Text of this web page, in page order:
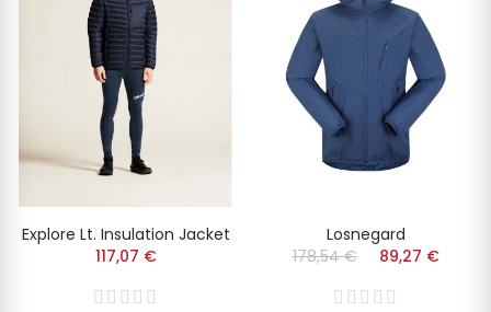
Explore Lt. Insulation Jacket
117,07 €
Losnegard
178,54 €
89,27 €